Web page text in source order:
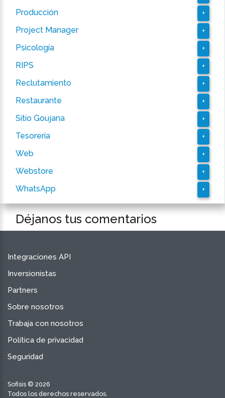
Producción +
Project Manager +
Psicología +
RIPS +
Reclutamiento +
Restaurante +
Sitio Goujana +
Tesorería +
Web +
Webstore +
WhatsApp +
Déjanos tus comentarios
Integraciones API
Inversionistas
Partners
Sobre nosotros
Trabaja con nosotros
Política de privacidad
Seguridad
Sofisis © 2026
Todos los derechos reservados.